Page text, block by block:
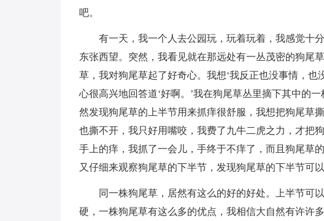
吧。
有一天，我一个人去公园玩，玩着玩着，我感觉十
东张西望。突然，我看见就在那远处有一丛茂密的狗尾
草，我对狗尾草起了好奇心。我想‘我反正也没事情，也
心很高兴地回答道‘好啊。’我在狗尾草丛里摘下其中的
然发现狗尾草的上半节用来抓痒很舒服，我想把狗尾草
也撕不开，我只好用嘴咬，我费了九牛二虎之力，才把
手上的痒，我抓了一会儿，手终于不痒了，而且狗尾草
又仔细来观察狗尾草的下半节，发现狗尾草的下半节可
同一株狗尾草，居然有这么的好的好处。上半节可
硬，一株狗尾草有这么多的优点，我相信大自然有许许